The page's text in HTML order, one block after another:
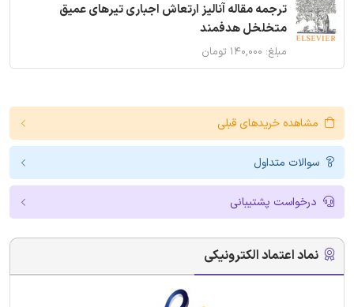
ترجمه مقاله آنالیز ارتعاش اجباری تیرهای عمیق
متخلخل هدفمند
مبلغ: ۱۴۰,۰۰۰ تومان
مشاهده خریدهای قبلی
سوالات متداول
درخواست پشتیبانی
نماد اعتماد الکترونیکی